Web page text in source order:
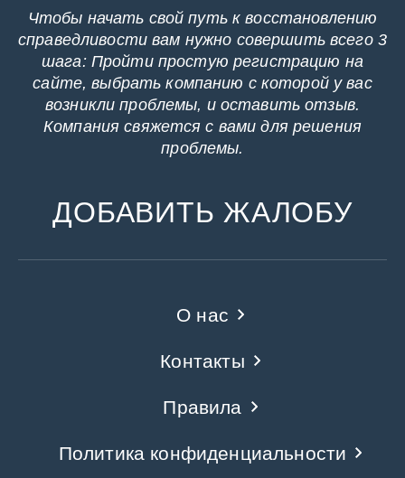
Чтобы начать свой путь к восстановлению
справедливости вам нужно совершить всего 3
шага: Пройти простую регистрацию на
сайте, выбрать компанию с которой у вас
возникли проблемы, и оставить отзыв.
Компания свяжется с вами для решения
проблемы.
ДОБАВИТЬ ЖАЛОБУ
О нас
Контакты
Правила
Политика конфиденциальности